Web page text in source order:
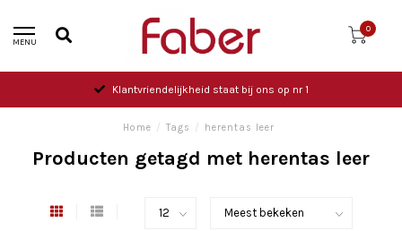
MENU
0
Klantvriendelijkheid staat bij ons op nr 1
Home / Tags / herentas leer
Producten getagd met herentas leer